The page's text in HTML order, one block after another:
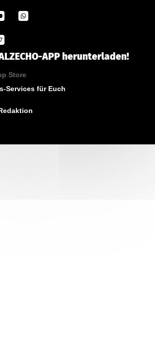
APP herunterladen!
Services für Euch